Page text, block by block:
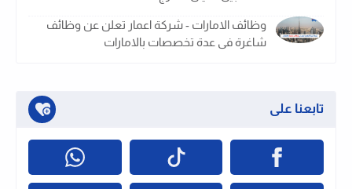
وظائف الامارات - شركة اعمار تعلن عن وظائف
شاغرة فى عدة تخصصات بالامارات
تابعنا على